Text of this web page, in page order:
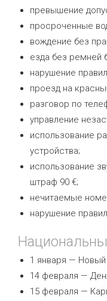
превышение
просроченные
вождение без
езда без ремней
нарушение
проезд на
разговор по
управление
использование
устройства;
использование
штраф 90 €;
нечитаемые
нарушение
1 января — Новый
14 февраля —
15 февраля —